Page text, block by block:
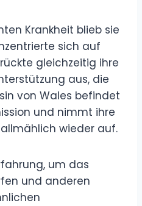
Krankheit blieb sie
sich auf
gleichzeitig ihre
aus, die
von Wales befindet
und nimmt ihre
wieder auf.
um das
und anderen